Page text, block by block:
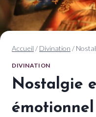
Accueil / Divination /
DIVINATION
Nostalgie
émotionnel